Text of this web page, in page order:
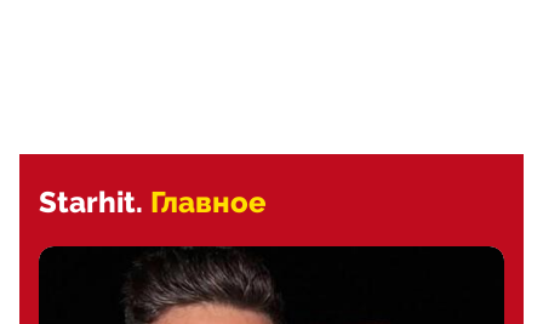
Starhit. Главное